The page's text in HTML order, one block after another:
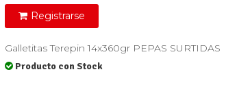
Registrarse
Galletitas Terepin 14x360gr PEPAS SURTIDAS
Producto con Stock